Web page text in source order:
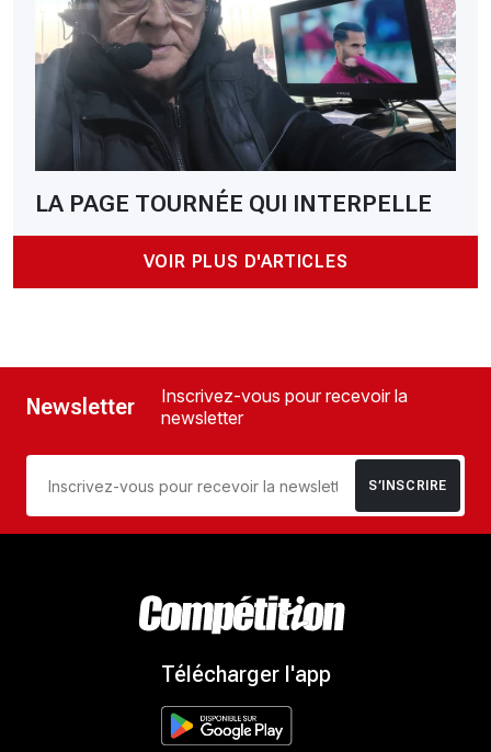
LA PAGE TOURNÉE QUI INTERPELLE
VOIR PLUS D'ARTICLES
Newsletter
Inscrivez-vous pour recevoir la
newsletter
S’INSCRIRE
Télécharger l'app